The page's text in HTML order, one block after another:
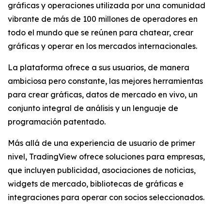
gráficas y operaciones utilizada por una comunidad
vibrante de más de 100 millones de operadores en
todo el mundo que se reúnen para chatear, crear
gráficas y operar en los mercados internacionales.
La plataforma ofrece a sus usuarios, de manera
ambiciosa pero constante, las mejores herramientas
para crear gráficas, datos de mercado en vivo, un
conjunto integral de análisis y un lenguaje de
programación patentado.
Más allá de una experiencia de usuario de primer
nivel, TradingView ofrece soluciones para empresas,
que incluyen publicidad, asociaciones de noticias,
widgets de mercado, bibliotecas de gráficas e
integraciones para operar con socios seleccionados.